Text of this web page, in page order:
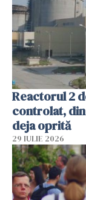
Reactorul 2
controlat, din
deja oprită
29 IULIE 2026